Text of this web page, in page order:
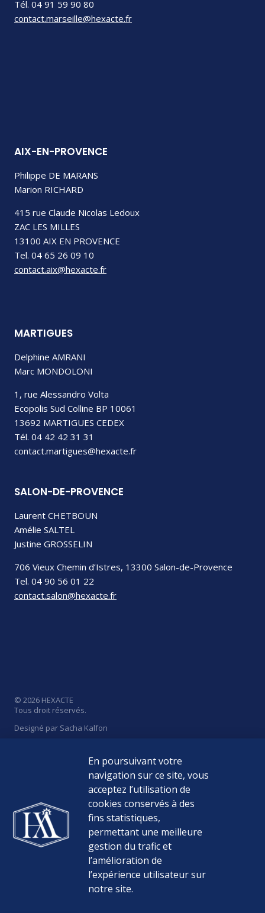
Tél. 04 91 59 90 80
contact.marseille@hexacte.fr
AIX-EN-PROVENCE
Philippe DE MARANS
Marion RICHARD
415 rue Claude Nicolas Ledoux
ZAC LES MILLES
13100 AIX EN PROVENCE
Tel. 04 65 26 09 10
contact.aix@hexacte.fr
MARTIGUES
Delphine AMRANI
Marc MONDOLONI
1, rue Alessandro Volta
Ecopolis Sud Colline BP 10061
13692 MARTIGUES CEDEX
Tél. 04 42 42 31 31
contact.martigues@hexacte.fr
SALON-DE-PROVENCE
Laurent CHETBOUN
Amélie SALTEL
Justine GROSSELIN
706 Vieux Chemin d’Istres, 13300 Salon-de-Provence
Tel. 04 90 56 01 22
contact.salon@hexacte.fr
© 2026 HEXACTE
Tous droit réservés.
Designé par Sacha Kalfon
Politique de Confidentialité
Mentions Légales
Médiateur de la consommation
En poursuivant votre
navigation sur ce site, vous
acceptez l’utilisation de
cookies conservés à des
fins statistiques,
permettant une meilleure
gestion du trafic et
l’amélioration de
l’expérience utilisateur sur
notre site.